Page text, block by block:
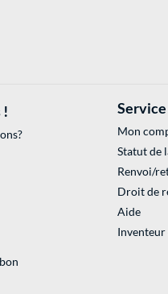
!
Mon
Statut de
Renvoi/
Droit de
Aide
Inventeur